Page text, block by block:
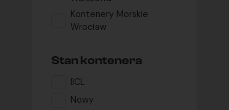
Kontenery Morskie
Wrocław
Stan kontenera
IICL
Nowy